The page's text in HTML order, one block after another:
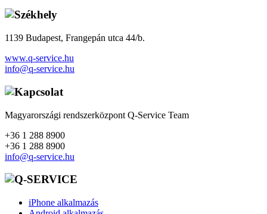
1139 Budapest, Frangepán utca 44/b.
www.q-service.hu
info@q-service.hu
Magyarországi rendszerközpont Q-Service Team
+36 1 288 8900
+36 1 288 8900
info@q-service.hu
iPhone alkalmazás